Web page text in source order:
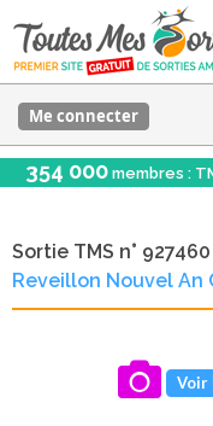
Me connecter
354 000 membres :
Sortie TMS n° 927460
Reveillon Nouvel An
Voir